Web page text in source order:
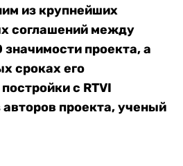
из крупнейших
соглашений между
проекта, а
сроках его
с RTVI
авторов проекта, ученый